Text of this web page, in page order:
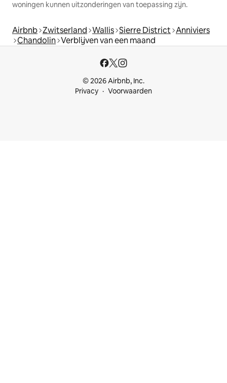
woningen kunnen uitzonderingen van toepassing zijn.
Airbnb Zwitserland Wallis Sierre District Anniviers
Chandolin Verblijven van een maand
© 2026 Airbnb, Inc.
Privacy
Voorwaarden